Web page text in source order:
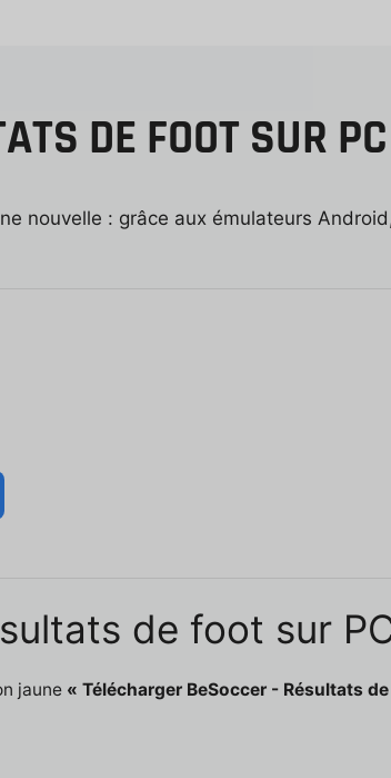
DE FOOT SUR
nouvelle : grâce aux émulateurs
de foot sur
jaune « Télécharger BeSoccer - Résultats